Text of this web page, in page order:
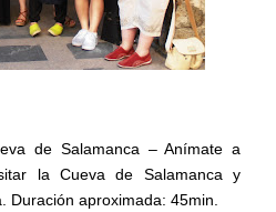
de Salamanca – Anímate a
la Cueva de Salamanca y
Duración aproximada: 45min.